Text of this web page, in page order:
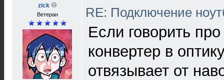
zick
Ветеран RE: Подключение
Если говорить
конвертер в
отвязывает от